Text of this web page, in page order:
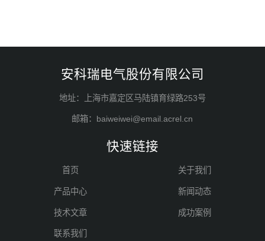
安科瑞电气股份有限公司
地址：上海市嘉定区马陆镇育绿路253号
邮箱：baiweiwei@email.acrel.cn
快速链接
首页 关于我们
产品中心 新闻动态
技术文章 成功案例
联系我们